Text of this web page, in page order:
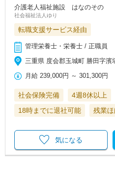
介護老人福祉施設 はなのその
社会福祉法人ゆり
転職支援サービス経由
管理栄養士・栄養士 / 正職員
三重県 度会郡玉城町 勝田字濱
月給 239,000円 ～301,300円
社会保険完備 4週8休以上
18時までに退社可能
残業
気になる